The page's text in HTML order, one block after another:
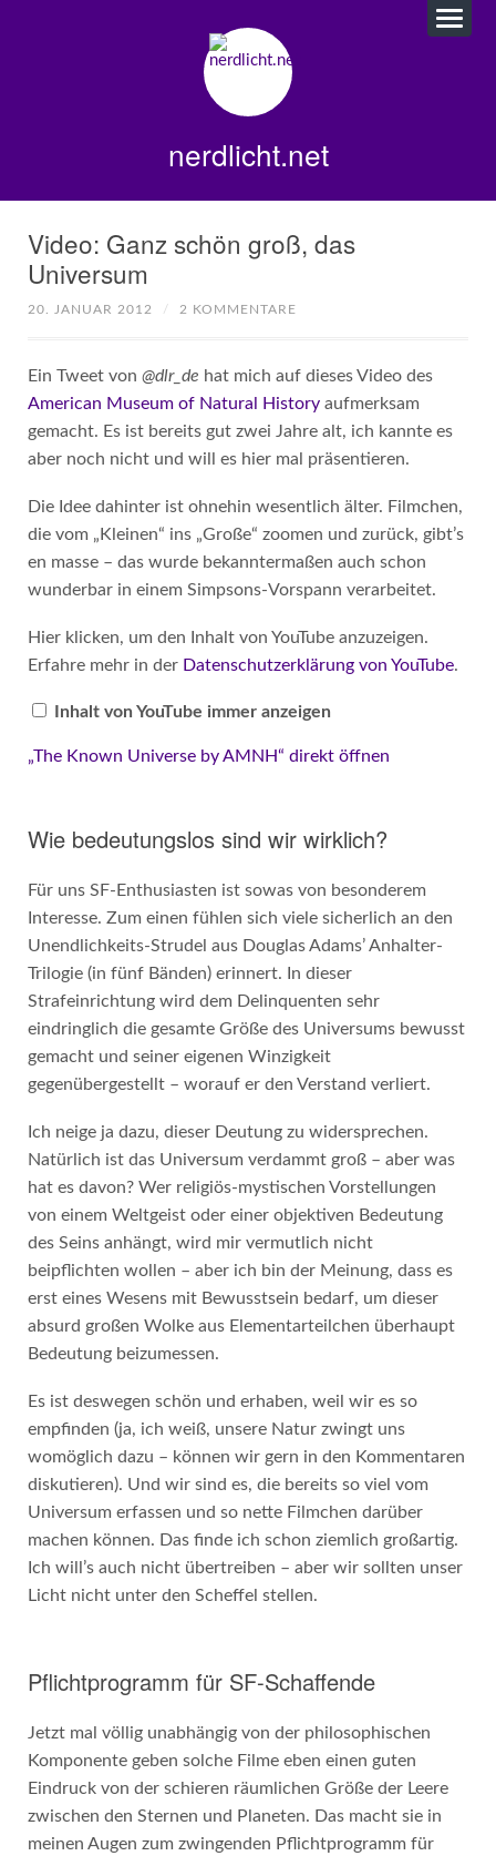
nerdlicht.net
Video: Ganz schön groß, das
Universum
20. JANUAR 2012 / 2 KOMMENTARE
Ein Tweet von @dlr_de hat mich auf dieses Video des
American Museum of Natural Historyaufmerksam
gemacht. Es ist bereits gut zwei Jahre alt, ich kannte es
aber noch nicht und will es hier mal präsentieren.
Die Idee dahinter ist ohnehin wesentlich älter. Filmchen,
die vom „Kleinen“ ins „Große“ zoomen und zurück, gibt’s
en masse – das wurde bekanntermaßen auch schon
wunderbar in einem Simpsons-Vorspann verarbeitet.
„The
Universe
AMNH“
von
anzeigen
Hier klicken, um den Inhalt von YouTube anzuzeigen.
Erfahre mehr in der Datenschutzerklärung von YouTube.
Inhalt von YouTube immer anzeigen
„The Known Universe by AMNH“ direkt öffnen
Wie bedeutungslos sind wir wirklich?
Für uns SF-Enthusiasten ist sowas von besonderem
Interesse. Zum einen fühlen sich viele sicherlich an den
Unendlichkeits-Strudel aus Douglas Adams’ Anhalter-
Trilogie (in fünf Bänden) erinnert. In dieser
Strafeinrichtung wird dem Delinquenten sehr
eindringlich die gesamte Größe des Universums bewusst
gemacht und seiner eigenen Winzigkeit
gegenübergestellt – worauf er den Verstand verliert.
Ich neige ja dazu, dieser Deutung zu widersprechen.
Natürlich ist das Universum verdammt groß – aber was
hat es davon? Wer religiös-mystischen Vorstellungen
von einem Weltgeist oder einer objektiven Bedeutung
des Seins anhängt, wird mir vermutlich nicht
beipflichten wollen – aber ich bin der Meinung, dass es
erst eines Wesens mit Bewusstsein bedarf, um dieser
absurd großen Wolke aus Elementarteilchen überhaupt
Bedeutung beizumessen.
Es ist deswegen schön und erhaben, weil wir es so
empfinden (ja, ich weiß, unsere Natur zwingt uns
womöglich dazu – können wir gern in den Kommentaren
diskutieren). Und wir sind es, die bereits so viel vom
Universum erfassen und so nette Filmchen darüber
machen können. Das finde ich schon ziemlich großartig.
Ich will’s auch nicht übertreiben – aber wir sollten unser
Licht nicht unter den Scheffel stellen.
Pflichtprogramm für SF-Schaffende
Jetzt mal völlig unabhängig von der philosophischen
Komponente geben solche Filme eben einen guten
Eindruck von der schieren räumlichen Größe der Leere
zwischen den Sternen und Planeten. Das macht sie in
meinen Augen zum zwingenden Pflichtprogramm für